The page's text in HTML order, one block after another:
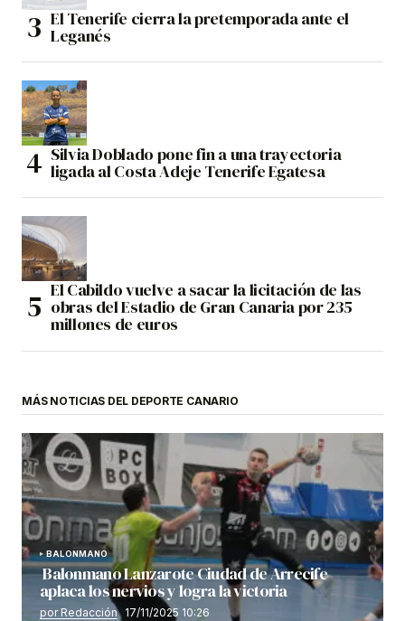
El Tenerife cierra la pretemporada ante el
Leganés
Silvia Doblado pone fin a una trayectoria
ligada al Costa Adeje Tenerife Egatesa
El Cabildo vuelve a sacar la licitación de las
obras del Estadio de Gran Canaria por 235
millones de euros
MÁS NOTICIAS DEL DEPORTE CANARIO
BALONMANO
Balonmano Lanzarote Ciudad de Arrecife
aplaca los nervios y logra la victoria
por Redacción 17/11/2025 10:26